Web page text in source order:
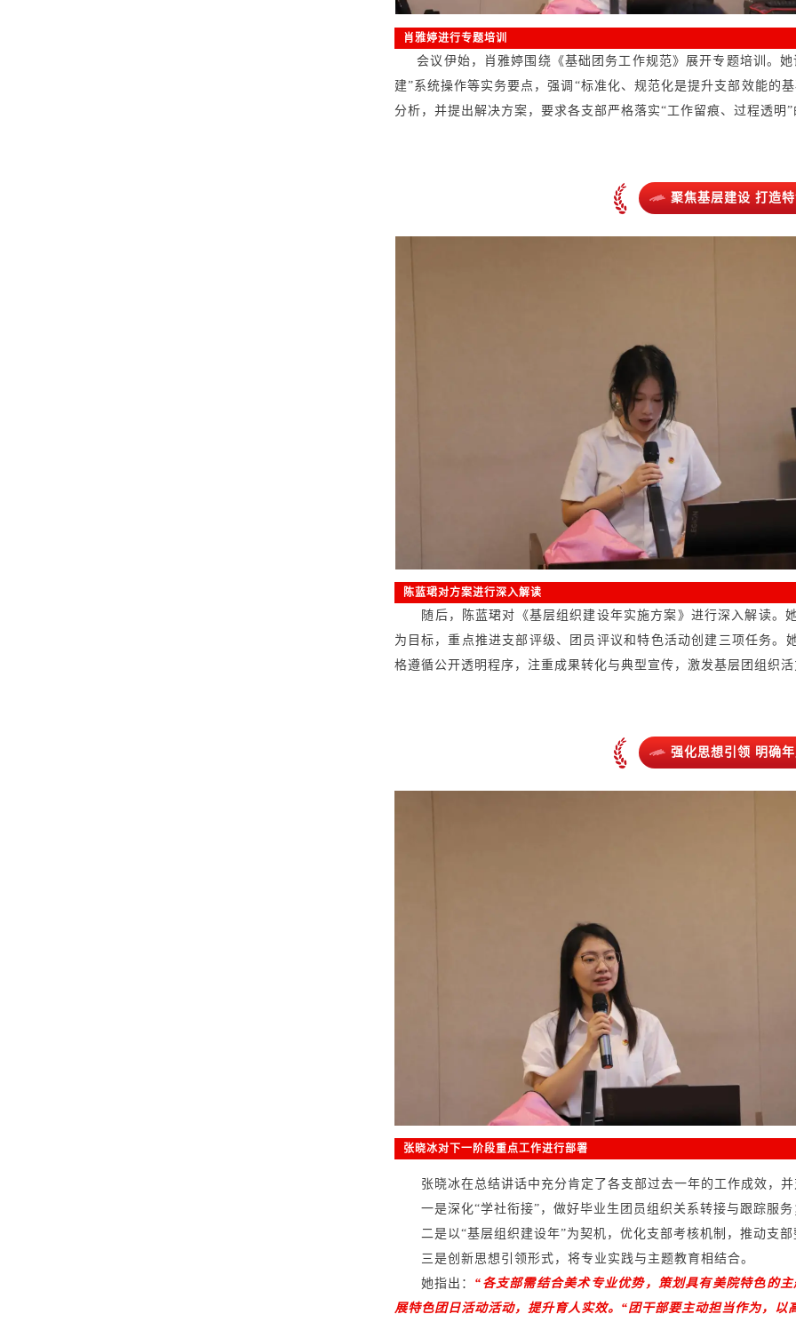
肖雅婷进行专题培训
会议伊始，肖雅婷围绕《基础团务工作规范》展开专题培训。她
建”系统操作等实务要点，强调“标准化、规范化是提升支部效能的
分析，并提出解决方案，要求各支部严格落实“工作留痕、过程透明
聚焦基层建设 打造
陈蓝珺对方案进行深入解读
随后，陈蓝珺对《基层组织建设年实施方案》进行深入解读。
为目标，重点推进支部评级、团员评议和特色活动创建三项任务。
格遵循公开透明程序，注重成果转化与典型 宣传，激发基层团组织
强化思想引领 明确
张晓冰对下一阶段重点工作进行部署
张晓冰在总结讲话中充分肯定了各支部过去一年的工作成效，
一是深化“学社衔接”，做好毕业生团员组织关系转接与跟踪服务
二是以“基层组织建设年”为契机，优化支部考核机制，推动支
三是创新思想引领形式，将专业实践与主题教育相结合。
她指出： “各支部需结合美术专业优势，策划具有美院特色的
展特色团日活动活动，提升育人实效。“团干部要主动担当作为，以